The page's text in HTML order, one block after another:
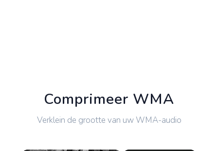
Comprimeer WMA
Verklein de grootte van uw WMA-audio